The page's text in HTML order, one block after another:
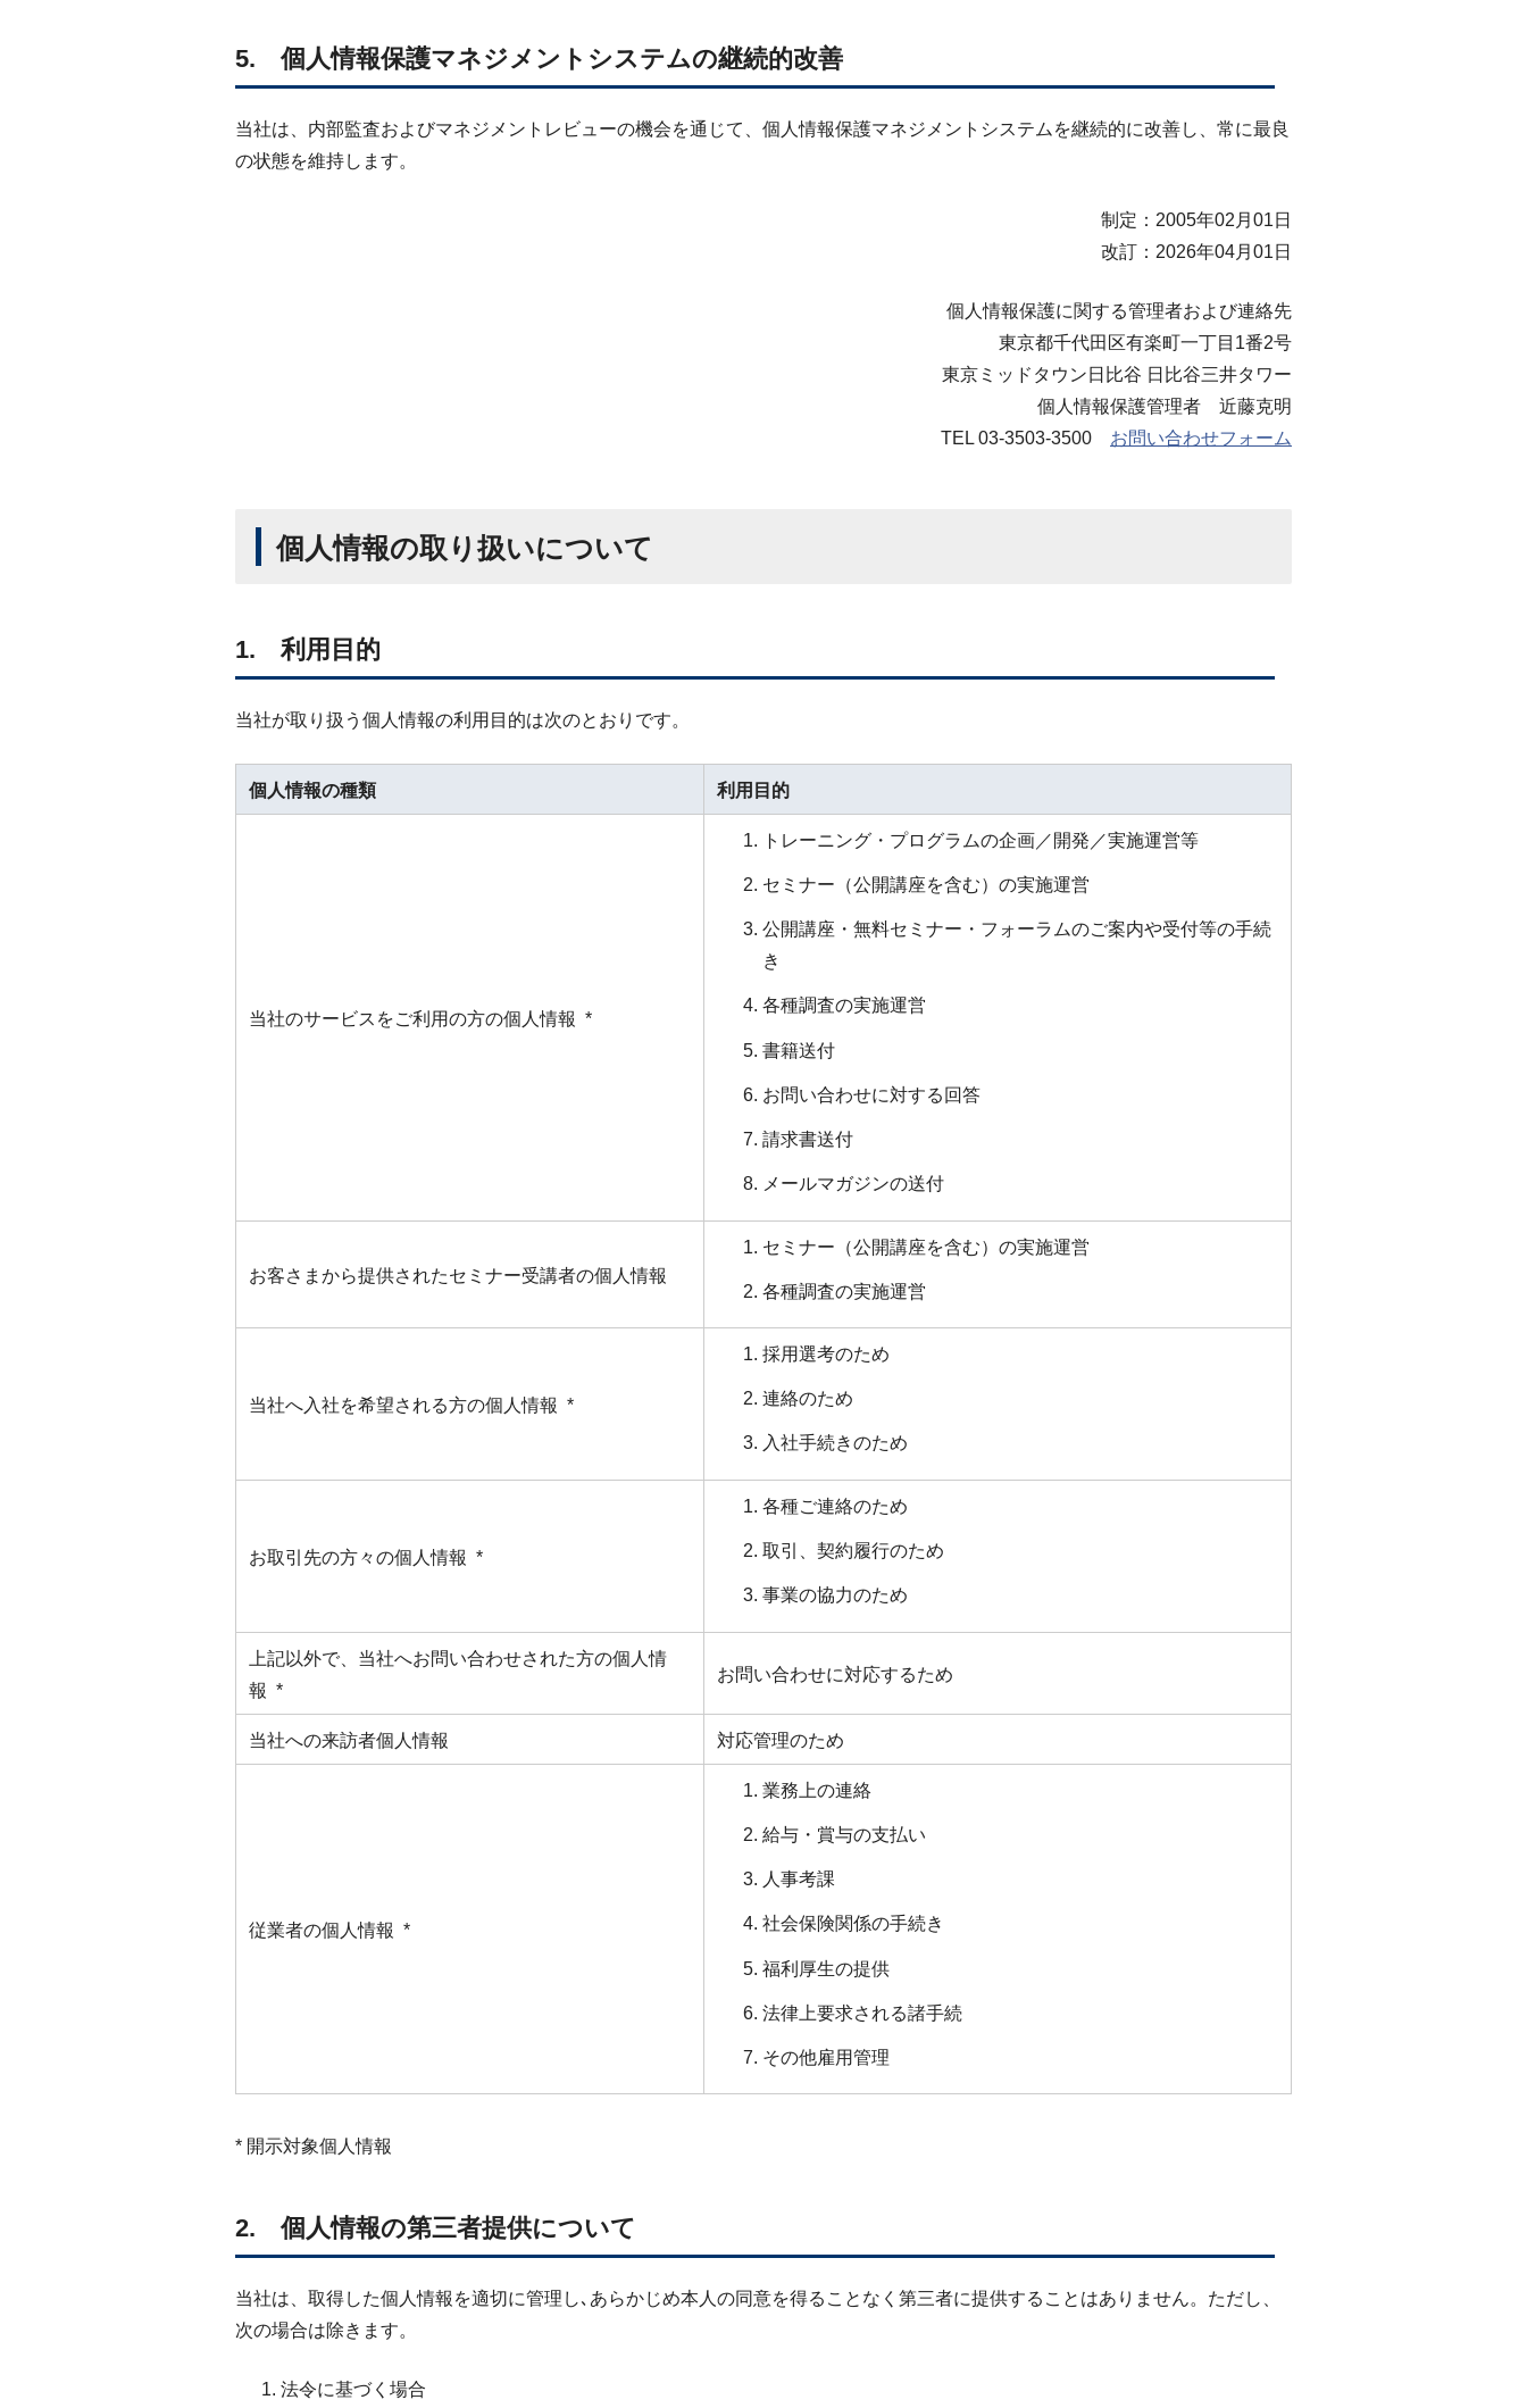
5. 個人情報保護マネジメントシステムの継続的改善
当社は、内部監査およびマネジメントレビューの機会を通じて、個人情報保護マネジメントシステムを継続的に改善し、常に最良
の状態を維持します。
制定：2005年02月01日
改訂：2026年04月01日
個人情報保護に関する管理者および連絡先
東京都千代田区有楽町一丁目1番2号
東京ミッドタウン日比谷 日比谷三井タワー
個人情報保護管理者 近藤克明
TEL 03-3503-3500 お問い合わせフォーム
個人情報の取り扱いについて
1. 利用目的
当社が取り扱う個人情報の利用目的は次のとおりです。
個人情報の種類 利用目的
当社のサービスをご利用の方の個人情報 *
トレーニング・プログラムの企画／開発／実施運営等
セミナー（公開講座を含む）の実施運営
公開講座・無料セミナー・フォーラムのご案内や受付等の手続
き
各種調査の実施運営
書籍送付
お問い合わせに対する回答
請求書送付
メールマガジンの送付
お客さまから提供されたセミナー受講者の個人情報
セミナー（公開講座を含む）の実施運営
各種調査の実施運営
当社へ入社を希望される方の個人情報 *
採用選考のため
連絡のため
入社手続きのため
お取引先の方々の個人情報 *
各種ご連絡のため
取引、契約履行のため
事業の協力のため
上記以外で、当社へお問い合わせされた方の個人情
報 *
お問い合わせに対応するため
当社への来訪者個人情報 対応管理のため
従業者の個人情報 *
業務上の連絡
給与・賞与の支払い
人事考課
社会保険関係の手続き
福利厚生の提供
法律上要求される諸手続
その他雇用管理
* 開示対象個人情報
2. 個人情報の第三者提供について
当社は、取得した個人情報を適切に管理し､あらかじめ本人の同意を得ることなく第三者に提供することはありません。ただし、
次の場合は除きます。
法令に基づく場合